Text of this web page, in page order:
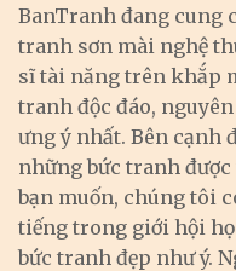
BanTranh đang cung
tranh sơn mài nghệ
sĩ tài năng trên khắp
tranh độc đáo,
ưng ý nhất. Bên cạnh
những bức tranh
bạn muốn, chúng tôi
tiếng trong giới hội
bức tranh đẹp như ý.